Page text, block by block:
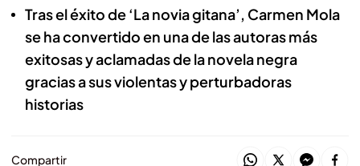
Tras el éxito de ‘La novia gitana’, Carmen Mola
se ha convertido en una de las autoras más
exitosas y aclamadas de la novela negra
gracias a sus violentas y perturbadoras
historias
Compartir